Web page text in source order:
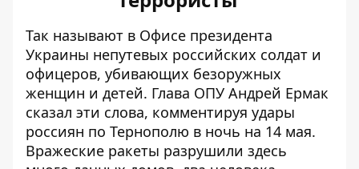
Так называют в Офисе президента
Украины непутевых российских солдат и
офицеров, убивающих безоружных
женщин и детей. Глава ОПУ Андрей Ермак
сказал эти слова, комментируя удары
россиян по Тернополю в ночь на 14 мая.
Вражеские ракеты разрушили здесь